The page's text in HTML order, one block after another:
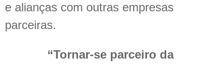
e alianças com outras empresas
parceiras.
“Tornar-se parceiro da